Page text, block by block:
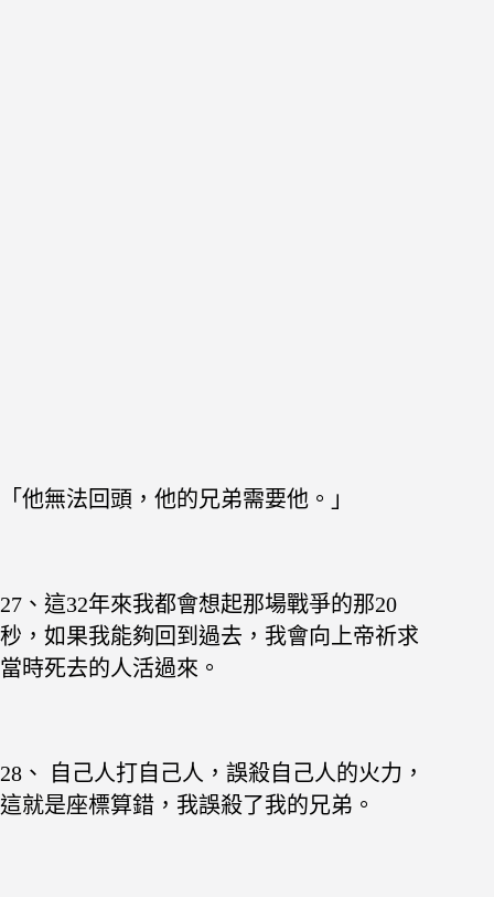
「他無法回頭，他的兄弟需要他。」
27、這32年來我都會想起那場戰爭的那20
秒，如果我能夠回到過去，我會向上帝祈求
當時死去的人活過來。
28、 自己人打自己人，誤殺自己人的火力，
這就是座標算錯，我誤殺了我的兄弟。